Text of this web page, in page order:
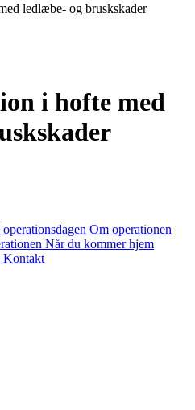
ledlæbe- og bruskskader
i hofte med
operationsdagen Om operationen
Når du kommer hjem
Kontakt